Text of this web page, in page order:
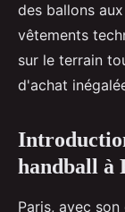
des ballons
vêtements
sur le terrain
d'achat
handball à
Paris, avec